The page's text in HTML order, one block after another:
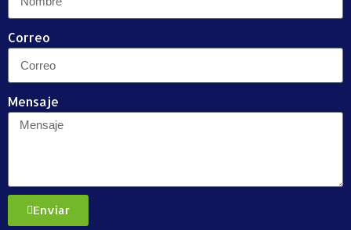
Correo
Mensaje
Enviar